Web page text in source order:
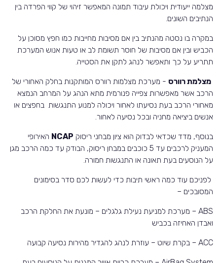
מצלמה ייעודית ויכולת עיבוד תמונה המאפשר זיהוי של קווי הפרדה בין
הנתיבים השונים.
במקרה בו נסטה מהנתיב בין אם מסיבות מחייבות כמו חפץ מסוכן על
הכביש ובין אם מסיבות של חוסר תשומת לב או טעות אנוש המערכת
תתריע על כך ותאפשר לנהג לתקן את הסטייה.
מצלמת רוורס - מערכת מצלמות רוורס המותקנות בחלק האחורי של
הרכב אשר מאפשרות צפייה פנורמית מתא הנהג על המרחב הנמצא
מאחורי הרכב בעת נסיעתו לאחור ויכולה למנוע התנגשות בחפצים או
אנשים ביציאה מחניה ובכל נסיעה לאחור.
בנוסף, מדד שכדאי לבדוק הוא ציון מבחני ריסוק NCAP האירופי
המעניק לרכבים עד 5 כוכבים במבחן ריסוק, הבודק עד כמה הרכב מגן
על הנוסעים בעת תאונה או התנגשות חמורה.
לפניכם עוד כמה ראשי תיבות כדי לעשות לכם סדר בסימונים
המסובכים –
ABS – מערכת למניעת נעילת גלגלים – מונעת את החלקת הרכב
ואבדן האחיזה בכביש
ACC – בקרת שיוט – עוזרת לנהג להגדיר מהירות נסיעה קבועה